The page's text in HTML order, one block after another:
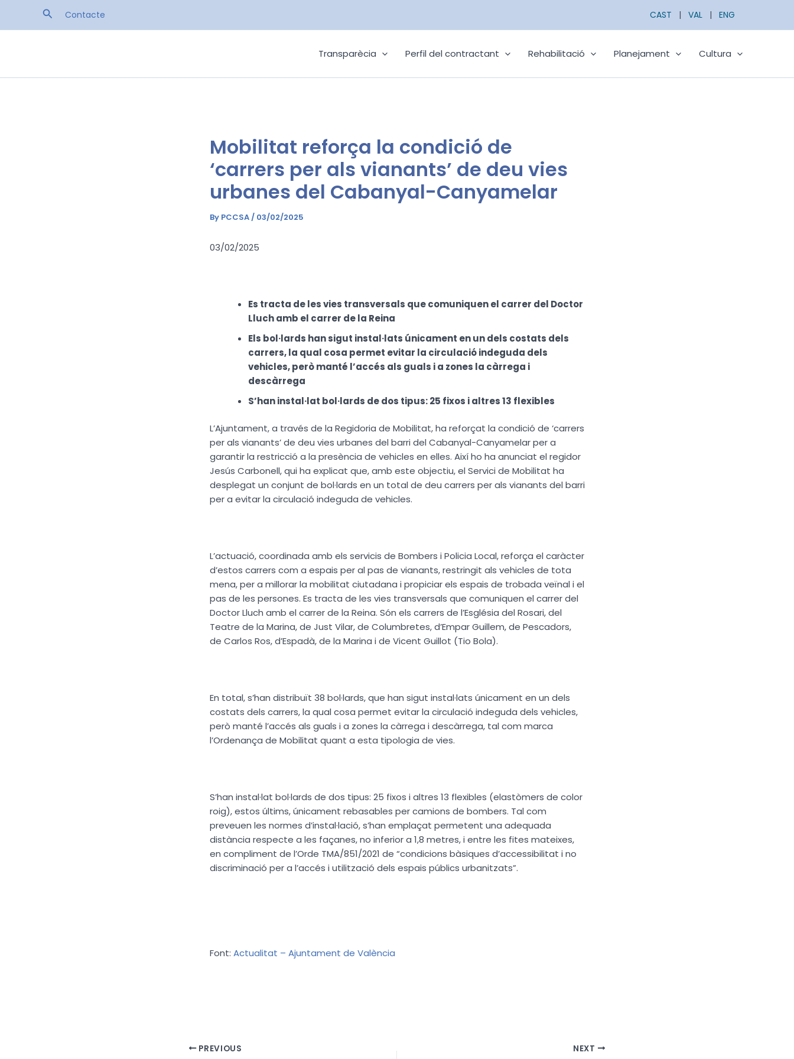
SearchContacte CAST | VAL | ENG
Transparècia Perfil del contractant Rehabilitació Planejament Cultura
Mobilitat reforça la condició de
‘carrers per als vianants’ de deu vies
urbanes del Cabanyal-Canyamelar
By PCCSA / 03/02/2025
03/02/2025
Es tracta de les vies transversals que comuniquen el carrer del Doctor
Lluch amb el carrer de la Reina
Els bol·lards han sigut instal·lats únicament en un dels costats dels
carrers, la qual cosa permet evitar la circulació indeguda dels
vehicles, però manté l’accés als guals i a zones la càrrega i
descàrrega
S’han instal·lat bol·lards de dos tipus: 25 fixos i altres 13 flexibles
L’Ajuntament, a través de la Regidoria de Mobilitat, ha reforçat la condició de ‘carrers
per als vianants’ de deu vies urbanes del barri del Cabanyal-Canyamelar per a
garantir la restricció a la presència de vehicles en elles. Així ho ha anunciat el regidor
Jesús Carbonell, qui ha explicat que, amb este objectiu, el Servici de Mobilitat ha
desplegat un conjunt de bol·lards en un total de deu carrers per als vianants del barri
per a evitar la circulació indeguda de vehicles.
L’actuació, coordinada amb els servicis de Bombers i Policia Local, reforça el caràcter
d’estos carrers com a espais per al pas de vianants, restringit als vehicles de tota
mena, per a millorar la mobilitat ciutadana i propiciar els espais de trobada veïnal i el
pas de les persones. Es tracta de les vies transversals que comuniquen el carrer del
Doctor Lluch amb el carrer de la Reina. Són els carrers de l’Església del Rosari, del
Teatre de la Marina, de Just Vilar, de Columbretes, d’Empar Guillem, de Pescadors,
de Carlos Ros, d’Espadà, de la Marina i de Vicent Guillot (Tio Bola).
En total, s’han distribuït 38 bol·lards, que han sigut instal·lats únicament en un dels
costats dels carrers, la qual cosa permet evitar la circulació indeguda dels vehicles,
però manté l’accés als guals i a zones la càrrega i descàrrega, tal com marca
l’Ordenança de Mobilitat quant a esta tipologia de vies.
S’han instal·lat bol·lards de dos tipus: 25 fixos i altres 13 flexibles (elastòmers de color
roig), estos últims, únicament rebasables per camions de bombers. Tal com
preveuen les normes d’instal·lació, s’han emplaçat permetent una adequada
distància respecte a les façanes, no inferior a 1,8 metres, i entre les fites mateixes,
en compliment de l’Orde TMA/851/2021 de “condicions bàsiques d’accessibilitat i no
discriminació per a l’accés i utilització dels espais públics urbanitzats”.
Font: Actualitat – Ajuntament de València
PREVIOUS NEXT